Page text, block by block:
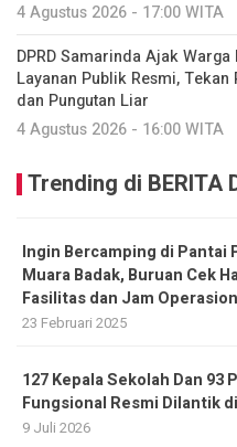
4 Agustus 2026 - 17:00 WITA
DPRD Samarinda Ajak
Layanan Publik Resmi,
dan Pungutan Liar
4 Agustus 2026 - 16:00 WITA
Trending di BERITA
Ingin Bercamping di Pantai
Muara Badak, Buruan Cek
Fasilitas dan Jam
23 Februari 2025
127 Kepala Sekolah Dan 93
Fungsional Resmi Dilantik
9 Juli 2026